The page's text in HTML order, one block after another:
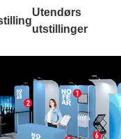
Utendørs
utstillinger